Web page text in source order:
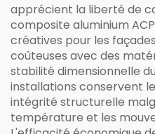
apprécient la liberté de
composite aluminium
créatives pour les
coûteuses avec des
stabilité dimensionnelle
installations conservent
intégrité structurelle
température et les